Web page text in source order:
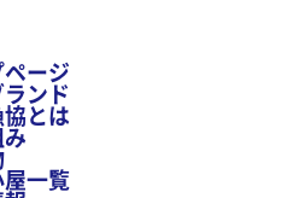
ページ
ンド
とは
一覧